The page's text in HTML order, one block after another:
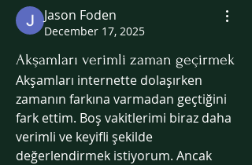
Jason Foden
December 17, 2025
Akşamları verimli zaman geçirmek
Akşamları internette dolaşırken
zamanın farkına varmadan geçtiğini
fark ettim. Boş vakitlerimi biraz daha
verimli ve keyifli şekilde
değerlendirmek istiyorum. Ancak